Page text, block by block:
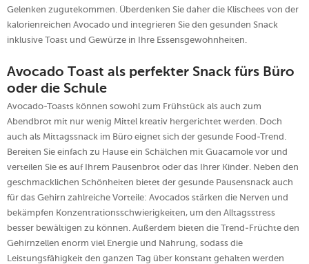
Gelenken zugutekommen. Überdenken Sie daher die Klischees von der
kalorienreichen Avocado und integrieren Sie den gesunden Snack
inklusive Toast und Gewürze in Ihre Essensgewohnheiten.
Avocado Toast als perfekter Snack fürs Büro
oder die Schule
Avocado-Toasts können sowohl zum Frühstück als auch zum
Abendbrot mit nur wenig Mittel kreativ hergerichtet werden. Doch
auch als Mittagssnack im Büro eignet sich der gesunde Food-Trend.
Bereiten Sie einfach zu Hause ein Schälchen mit Guacamole vor und
verteilen Sie es auf Ihrem Pausenbrot oder das Ihrer Kinder. Neben den
geschmacklichen Schönheiten bietet der gesunde Pausensnack auch
für das Gehirn zahlreiche Vorteile: Avocados stärken die Nerven und
bekämpfen Konzentrationsschwierigkeiten, um den Alltagsstress
besser bewältigen zu können. Außerdem bieten die Trend-Früchte den
Gehirnzellen enorm viel Energie und Nahrung, sodass die
Leistungsfähigkeit den ganzen Tag über konstant gehalten werden